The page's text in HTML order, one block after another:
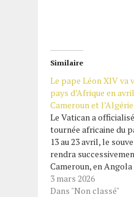
Similaire
Le pape Léon XIV va
pays d’Afrique en
Cameroun et l’Algérie
Le Vatican a
tournée africaine du
13 au 23 avril, le
rendra
Cameroun, en Angola
équatoriale. Ce
troisième à l’étranger
3 mars 2026
Dans "Non classé"